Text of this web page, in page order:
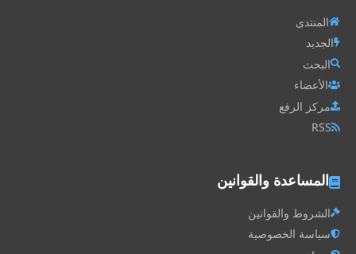
المنتدى
الجديد
البحث
الأعضاء
مركز الرفع
RSS
المساعدة والقوانين
الشروط والقوانين
سياسة الخصوصية